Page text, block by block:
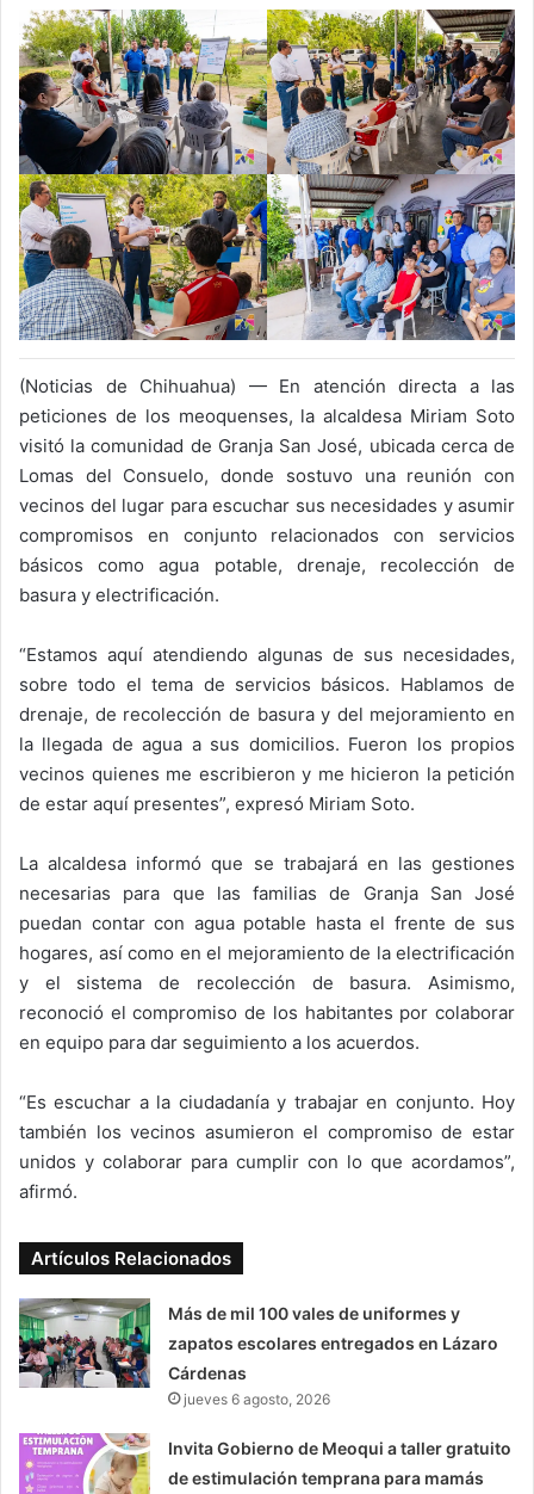
(Noticias de Chihuahua) — En atención directa a las
peticiones de los meoquenses, la alcaldesa Miriam Soto
visitó la comunidad de Granja San José, ubicada cerca de
Lomas del Consuelo, donde sostuvo una reunión con
vecinos del lugar para escuchar sus necesidades y asumir
compromisos en conjunto relacionados con servicios
básicos como agua potable, drenaje, recolección de
basura y electrificación.
“Estamos aquí atendiendo algunas de sus necesidades,
sobre todo el tema de servicios básicos. Hablamos de
drenaje, de recolección de basura y del mejoramiento en
la llegada de agua a sus domicilios. Fueron los propios
vecinos quienes me escribieron y me hicieron la petición
de estar aquí presentes”, expresó Miriam Soto.
La alcaldesa informó que se trabajará en las gestiones
necesarias para que las familias de Granja San José
puedan contar con agua potable hasta el frente de sus
hogares, así como en el mejoramiento de la electrificación
y el sistema de recolección de basura. Asimismo,
reconoció el compromiso de los habitantes por colaborar
en equipo para dar seguimiento a los acuerdos.
“Es escuchar a la ciudadanía y trabajar en conjunto. Hoy
también los vecinos asumieron el compromiso de estar
unidos y colaborar para cumplir con lo que acordamos”,
afirmó.
Artículos Relacionados
Más de mil 100 vales de uniformes y
zapatos escolares entregados en Lázaro
Cárdenas
jueves 6 agosto, 2026
Invita Gobierno de Meoqui a taller gratuito
de estimulación temprana para mamás